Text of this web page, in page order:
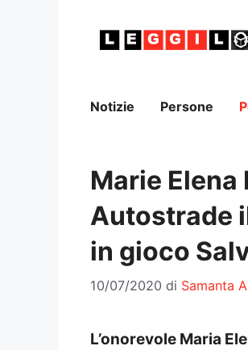
Notizie Persone
Marie Elena
Autostrade
in gioco
10/07/2020 di Samanta
L’onorevole Maria